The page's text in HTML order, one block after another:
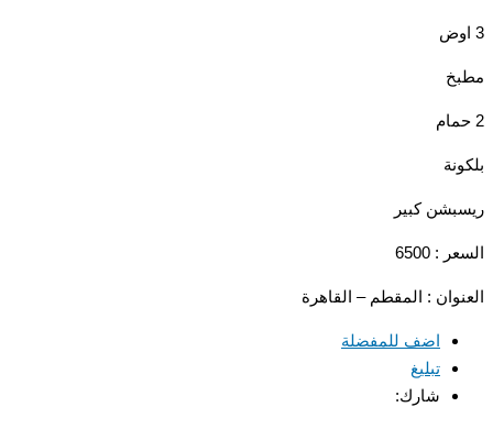
3 اوض
مطبخ
2 حمام
بلكونة
ريسبشن كبير
السعر : 6500
العنوان : المقطم – القاهرة
اضف للمفضلة
تبليغ
شارك: